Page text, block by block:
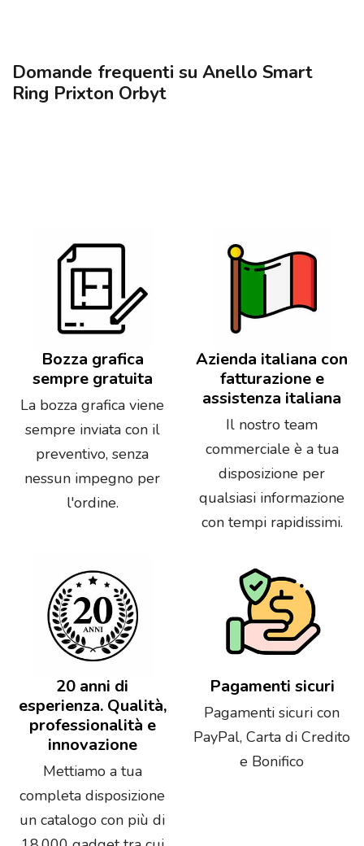
Domande frequenti su Anello Smart
Ring Prixton Orbyt
Bozza grafica
sempre gratuita
La bozza grafica viene
sempre inviata con il
preventivo, senza
nessun impegno per
l'ordine.
Azienda italiana con
fatturazione e
assistenza italiana
Il nostro team
commerciale è a tua
disposizione per
qualsiasi informazione
con tempi rapidissimi.
20 anni di
esperienza. Qualità,
professionalità e
innovazione
Mettiamo a tua
completa disposizione
un catalogo con più di
Pagamenti sicuri
Pagamenti sicuri con
PayPal, Carta di Credito
e Bonifico